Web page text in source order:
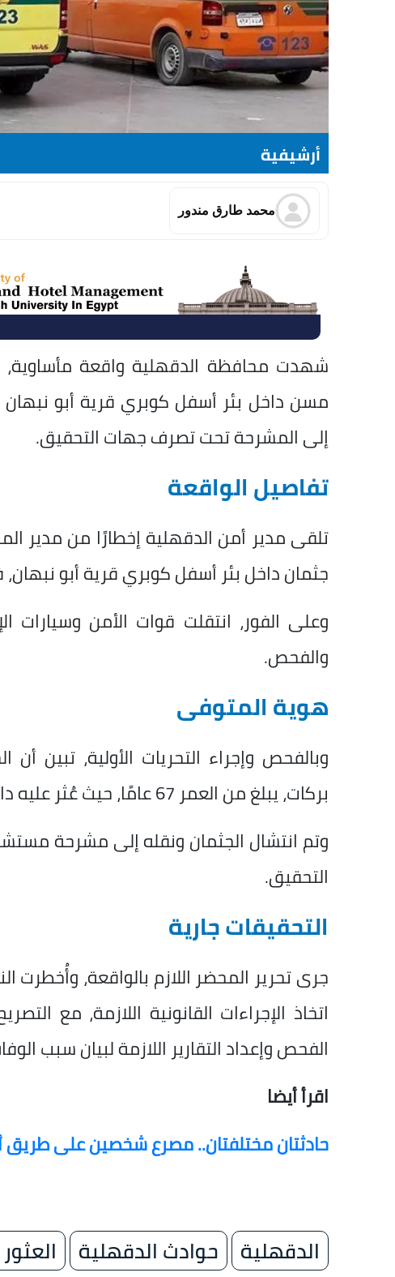
أرشيفية
محمد طارق مندور
شهدت محافظة الدقهلية واقعة مأساوية،
مسن داخل بئر أسفل كوبري قرية أبو نبهان
إلى المشرحة تحت تصرف جهات التحقيق.
تفاصيل الواقعة
تلقى مدير أمن الدقهلية إخطارًا من مدير
جثمان داخل بئر أسفل كوبري قرية أبو
وعلى الفور، انتقلت قوات الأمن وسيارات
والفحص.
هوية المتوفى
وبالفحص وإجراء التحريات الأولية،
بركات، يبلغ من العمر 67 عامًا، حيث عُثر عليه داخل بئر تحت الأرض.
وتم انتشال الجثمان ونقله إلى مشرحة
التحقيق.
التحقيقات جارية
جرى تحرير المحضر اللازم بالواقعة، وأُخطرت
اتخاذ الإجراءات القانونية اللازمة، مع
الفحص وإعداد التقارير اللازمة لبيان سبب
اقرأ أيضا
حادثتان مختلفتان.. مصرع شخصين على طريق
الدقهلية حوادث الدقهلية